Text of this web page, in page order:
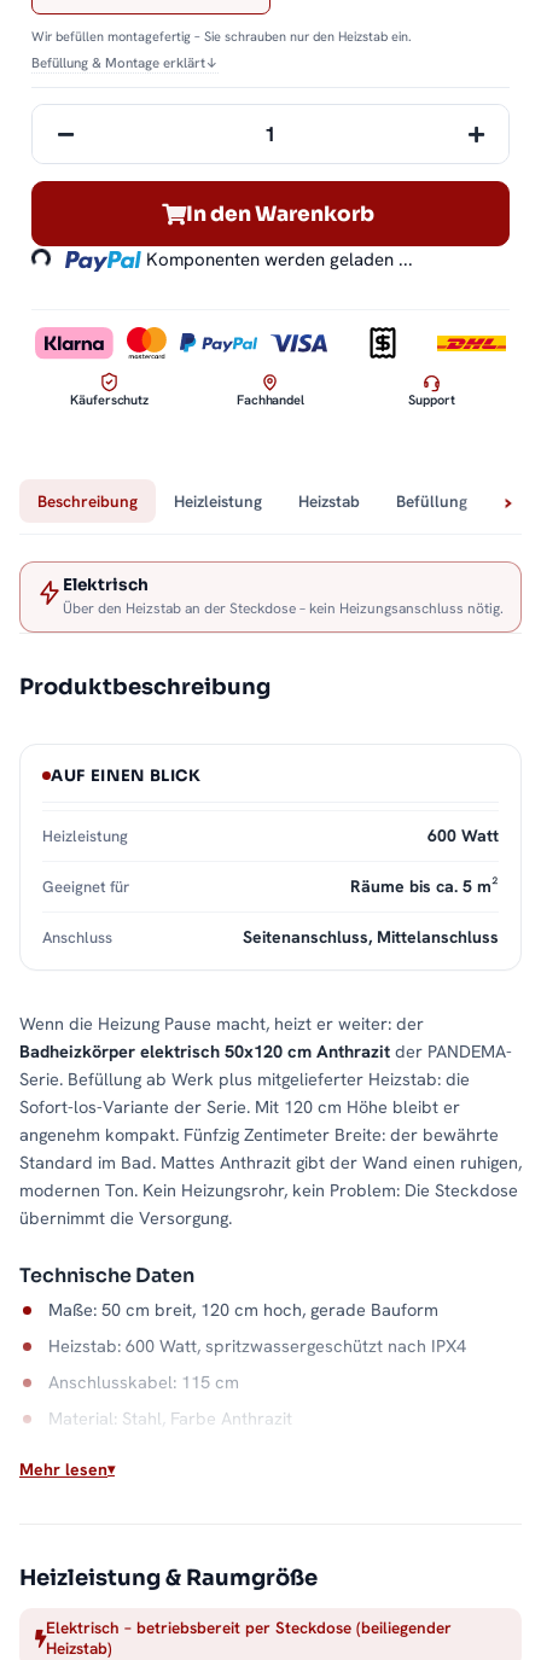
Wir befüllen montagefertig – Sie schrauben nur den Heizstab ein.
Befüllung & Montage erklärt↓
In den Warenkorb
Loading... Komponenten werden geladen ...
Käuferschutz Fachhandel Support
Beschreibung Heizleistung Heizstab Befüllung
Elektrisch
Über den Heizstab an der Steckdose – kein Heizungsanschluss nötig.
Produktbeschreibung
Wenn die Heizung Pause macht, heizt er weiter: der
Badheizkörper elektrisch 50x120 cm Anthrazit der PANDEMA-
Serie. Befüllung ab Werk plus mitgelieferter Heizstab: die
Sofort-los-Variante der Serie. Mit 120 cm Höhe bleibt er
angenehm kompakt. Fünfzig Zentimeter Breite: der bewährte
Standard im Bad. Mattes Anthrazit gibt der Wand einen ruhigen,
modernen Ton. Kein Heizungsrohr, kein Problem: Die Steckdose
übernimmt die Versorgung.
Technische Daten
Maße: 50 cm breit, 120 cm hoch, gerade Bauform
Heizstab: 600 Watt, spritzwassergeschützt nach IPX4
Anschlusskabel: 115 cm
Material: Stahl, Farbe Anthrazit
Heizsaison: Handtücher trocknen im Juli genauso zuverlässig
dabei gleichmäßig über die gesamte Fläche. Alle Größen und
AUF EINEN BLICK
Heizleistung 600 Watt
Geeignet für Räume bis ca. 5 m²
Anschluss Seitenanschluss, Mittelanschluss
Mehr lesen
Heizleistung & Raumgröße
Elektrisch – betriebsbereit per Steckdose (beiliegender
Heizstab)